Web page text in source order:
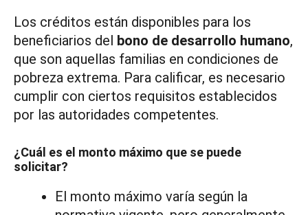
Los créditos están disponibles para los
beneficiarios del bono de desarrollo humano,
que son aquellas familias en condiciones de
pobreza extrema. Para calificar, es necesario
cumplir con ciertos requisitos establecidos
por las autoridades competentes.
¿Cuál es el monto máximo que se puede
solicitar?
El monto máximo varía según la